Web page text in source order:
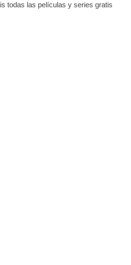
todas las películas y series gratis